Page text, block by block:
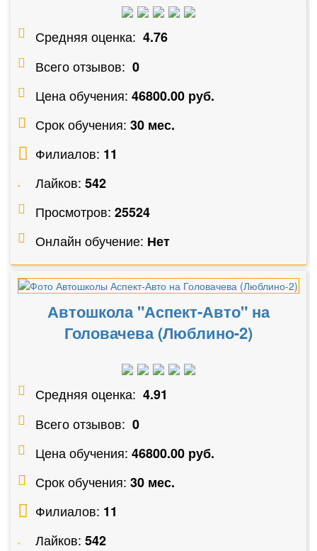
Средняя оценка: 4.76
Всего отзывов: 0
Цена обучения: 46800.00 руб.
Срок обучения: 30 мес.
Филиалов: 11
Лайков: 542
Просмотров: 25524
Онлайн обучение: Нет
Автошкола "Аспект-Авто" на
Головачева (Люблино-2)
Средняя оценка: 4.91
Всего отзывов: 0
Цена обучения: 46800.00 руб.
Срок обучения: 30 мес.
Филиалов: 11
Лайков: 542